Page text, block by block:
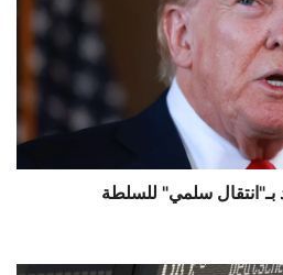
بـ"انتقال سلمي" للسلطة